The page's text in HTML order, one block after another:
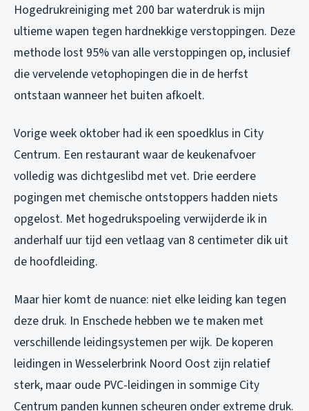
Hogedrukreiniging met 200 bar waterdruk is mijn
ultieme wapen tegen hardnekkige verstoppingen. Deze
methode lost 95% van alle verstoppingen op, inclusief
die vervelende vetophopingen die in de herfst
ontstaan wanneer het buiten afkoelt.
Vorige week oktober had ik een spoedklus in City
Centrum. Een restaurant waar de keukenafvoer
volledig was dichtgeslibd met vet. Drie eerdere
pogingen met chemische ontstoppers hadden niets
opgelost. Met hogedrukspoeling verwijderde ik in
anderhalf uur tijd een vetlaag van 8 centimeter dik uit
de hoofdleiding.
Maar hier komt de nuance: niet elke leiding kan tegen
deze druk. In Enschede hebben we te maken met
verschillende leidingsystemen per wijk. De koperen
leidingen in Wesselerbrink Noord Oost zijn relatief
sterk, maar oude PVC-leidingen in sommige City
Centrum panden kunnen scheuren onder extreme druk.